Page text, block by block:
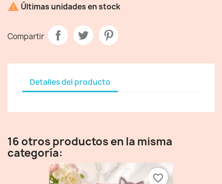
 Últimas unidades en stock
Compartir
Detalles del producto
16 otros productos en la misma
categoría:
favorite_border